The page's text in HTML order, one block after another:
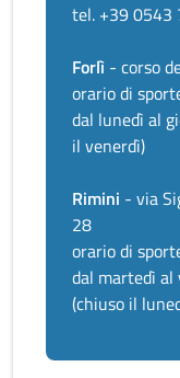
tel. +39 0543
Forlì - corso
orario di
dal lunedì al
il venerdì)
Rimini - via
28
orario di
dal martedì al
(chiuso il